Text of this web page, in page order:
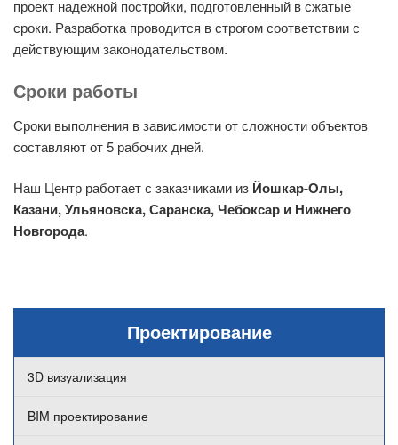
Проектирование
3D визуализация
BIM проектирование
проект надежной постройки, подготовленный в сжатые
сроки. Разработка проводится в строгом соответствии с
действующим законодательством.
Сроки работы
Сроки выполнения в зависимости от сложности объектов
составляют от 5 рабочих дней.
Наш Центр работает с заказчиками из Йошкар-Олы,
Казани, Ульяновска, Саранска, Чебоксар и Нижнего
Новгорода.